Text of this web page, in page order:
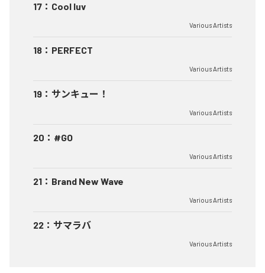
17 ： Cool luv
Various Artists
18 ： PERFECT
Various Artists
19 ： サンキュー！
Various Artists
20 ： #GO
Various Artists
21 ： Brand New Wave
Various Artists
22 ： サマラバ
Various Artists